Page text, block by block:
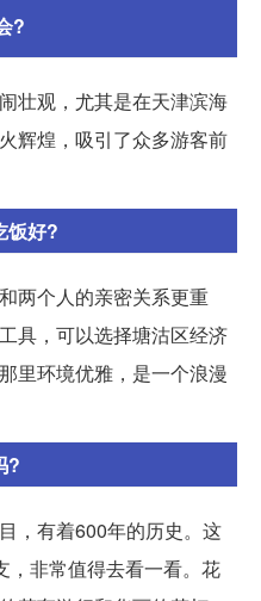
?
壮观，尤其是在天津滨海
辉煌，吸引了众多游客前
饭好?
两个人的亲密关系更重
具，可以选择塘沽区经济
里环境优雅，是一个浪漫
?
，有着600年的历史。这
，非常值得去看一看。花